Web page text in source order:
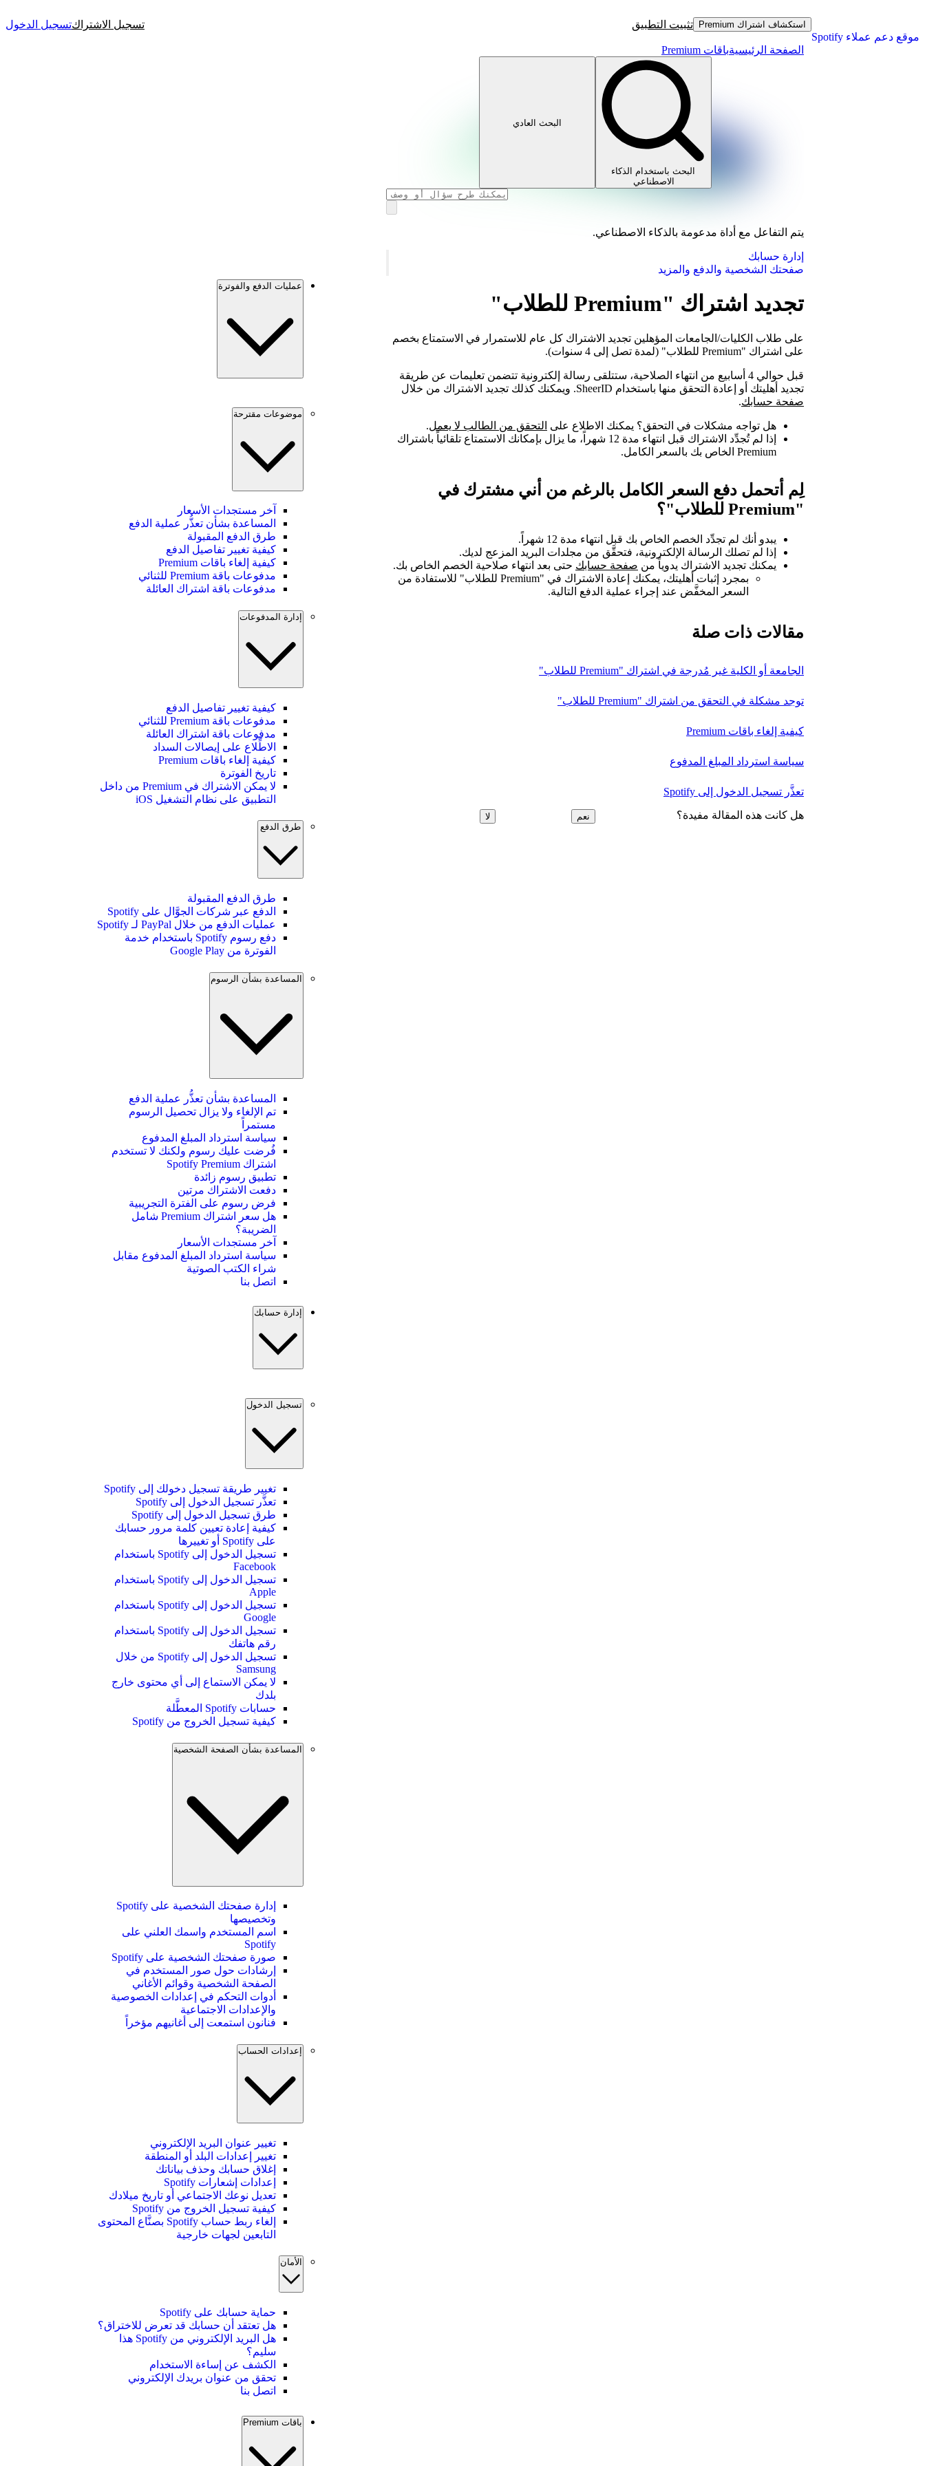
موقع دعم عملاء Spotify
استكشاف اشتراك Premium تثبيت التطبيق تسجيل الاشتراكتسجيل الدخول
الصفحة الرئيسيةباقات Premium
البحث باستخدام الذكاء
الاصطناعي
البحث العادي
يتم التفاعل مع أداة مدعومة بالذكاء الاصطناعي.
إدارة حسابك
صفحتك الشخصية والدفع والمزيد
تجديد اشتراك "Premium للطلاب"
على طلاب الكليات/الجامعات المؤهلين تجديد الاشتراك كل عام للاستمرار في الاستمتاع بخصم
على اشتراك "Premium للطلاب" (لمدة تصل إلى 4 سنوات).
قبل حوالي 4 أسابيع من انتهاء الصلاحية، ستتلقى رسالة إلكترونية تتضمن تعليمات عن طريقة
تجديد أهليتك أو إعادة التحقق منها باستخدام SheerID. ويمكنك كذلك تجديد الاشتراك من خلال
صفحة حسابك.
هل تواجه مشكلات في التحقق؟ يمكنك الاطلاع على التحقق من الطالب لا يعمل.
إذا لم تُجدِّد الاشتراك قبل انتهاء مدة 12 شهراً، ما يزال بإمكانك الاستمتاع تلقائياً باشتراك
Premium الخاص بك بالسعر الكامل.
لِم أتحمل دفع السعر الكامل بالرغم من أني مشترك في
"Premium للطلاب"؟
يبدو أنك لم تجدِّد الخصم الخاص بك قبل انتهاء مدة 12 شهراً.
إذا لم تصلك الرسالة الإلكترونية، فتحقَّق من مجلدات البريد المزعج لديك.
يمكنك تجديد الاشتراك يدوياً من صفحة حسابك حتى بعد انتهاء صلاحية الخصم الخاص بك.
بمجرد إثبات أهليتك، يمكنك إعادة الاشتراك في "Premium للطلاب" للاستفادة من
السعر المخفَّض عند إجراء عملية الدفع التالية.
مقالات ذات صلة
الجامعة أو الكلية غير مُدرجة في اشتراك "Premium للطلاب"
توجد مشكلة في التحقق من اشتراك "Premium للطلاب"
كيفية إلغاء باقات Premium
سياسة استرداد المبلغ المدفوع
تعذَّر تسجيل الدخول إلى Spotify
هل كانت هذه المقالة مفيدة؟ نعم لا
عمليات الدفع والفوترة
موضوعات مقترحة
آخر مستجدات الأسعار
المساعدة بشأن تعذُّر عملية الدفع
طرق الدفع المقبولة
كيفية تغيير تفاصيل الدفع
كيفية إلغاء باقات Premium
مدفوعات باقة Premium للثنائي
مدفوعات باقة اشتراك العائلة
إدارة المدفوعات
كيفية تغيير تفاصيل الدفع
مدفوعات باقة Premium للثنائي
مدفوعات باقة اشتراك العائلة
الاطِّلاع على إيصالات السداد
كيفية إلغاء باقات Premium
تاريخ الفوترة
لا يمكن الاشتراك في Premium من داخل
التطبيق على نظام التشغيل iOS
طرق الدفع
طرق الدفع المقبولة
الدفع عبر شركات الجوَّال على Spotify
عمليات الدفع من خلال PayPal لـ Spotify
دفع رسوم Spotify باستخدام خدمة
الفوترة من Google Play
المساعدة بشأن الرسوم
المساعدة بشأن تعذُّر عملية الدفع
تم الإلغاء ولا يزال تحصيل الرسوم
مستمراً
سياسة استرداد المبلغ المدفوع
فُرضت عليك رسوم ولكنك لا تستخدم
اشتراك Spotify Premium
تطبيق رسوم زائدة
دفعت الاشتراك مرتين
فرض رسوم على الفترة التجريبية
هل سعر اشتراك Premium شامل
الضريبة؟
آخر مستجدات الأسعار
سياسة استرداد المبلغ المدفوع مقابل
شراء الكتب الصوتية
اتصل بنا
إدارة حسابك
تسجيل الدخول
تغيير طريقة تسجيل دخولك إلى Spotify
تعذَّر تسجيل الدخول إلى Spotify
طرق تسجيل الدخول إلى Spotify
كيفية إعادة تعيين كلمة مرور حسابك
على Spotify أو تغييرها
تسجيل الدخول إلى Spotify باستخدام
Facebook
تسجيل الدخول إلى Spotify باستخدام
Apple
تسجيل الدخول إلى Spotify باستخدام
Google
تسجيل الدخول إلى Spotify باستخدام
رقم هاتفك
تسجيل الدخول إلى Spotify من خلال
Samsung
لا يمكن الاستماع إلى أي محتوى خارج
بلدك
حسابات Spotify المعطَّلة
كيفية تسجيل الخروج من Spotify
المساعدة بشأن الصفحة الشخصية
إدارة صفحتك الشخصية على Spotify
وتخصيصها
اسم المستخدم واسمك العلني على
Spotify
صورة صفحتك الشخصية على Spotify
إرشادات حول صور المستخدم في
الصفحة الشخصية وقوائم الأغاني
أدوات التحكم في إعدادات الخصوصية
والإعدادات الاجتماعية
فنانون استمعت إلى أغانيهم مؤخراً
إعدادات الحساب
تغيير عنوان البريد الإلكتروني
تغيير إعدادات البلد أو المنطقة
إغلاق حسابك وحذف بياناتك
إعدادات إشعارات Spotify
تعديل نوعك الاجتماعي أو تاريخ ميلادك
كيفية تسجيل الخروج من Spotify
إلغاء ربط حساب Spotify بصنَّاع المحتوى
التابعين لجهات خارجية
الأمان
حماية حسابك على Spotify
هل تعتقد أن حسابك قد تعرض للاختراق؟
هل البريد الإلكتروني من Spotify هذا
سليم؟
الكشف عن إساءة الاستخدام
تحقق من عنوان بريدك الإلكتروني
اتصل بنا
باقات Premium